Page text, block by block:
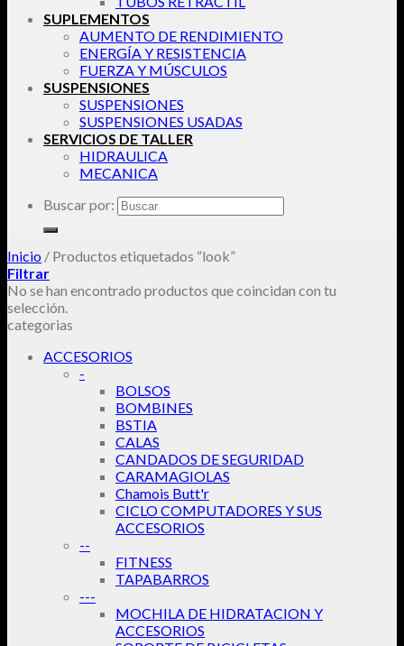
SUPLEMENTOS
AUMENTO DE RENDIMIENTO
ENERGÍA Y RESISTENCIA
FUERZA Y MÚSCULOS
SUSPENSIONES
SUSPENSIONES
SUSPENSIONES USADAS
SERVICIOS DE TALLER
HIDRAULICA
MECANICA
Buscar por:
Inicio / Productos etiquetados “look”
Filtrar
No se han encontrado productos que coincidan con tu
selección.
categorias
ACCESORIOS
-
BOLSOS
BOMBINES
BSTIA
CALAS
CANDADOS DE SEGURIDAD
CARAMAGIOLAS
Chamois Butt'r
CICLO COMPUTADORES Y SUS
ACCESORIOS
--
FITNESS
TAPABARROS
---
MOCHILA DE HIDRATACION Y
ACCESORIOS